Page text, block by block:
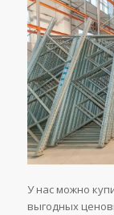
У нас можно
выгодных